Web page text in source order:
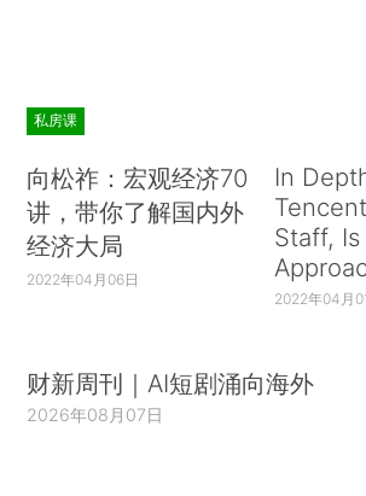
私房课
向松祚：宏观经济70
讲，带你了解国内外
经济大局
2022年04月06日
In
Staff, Is
2022年04月
财新周刊｜AI短剧涌向海外
2026年08月07日